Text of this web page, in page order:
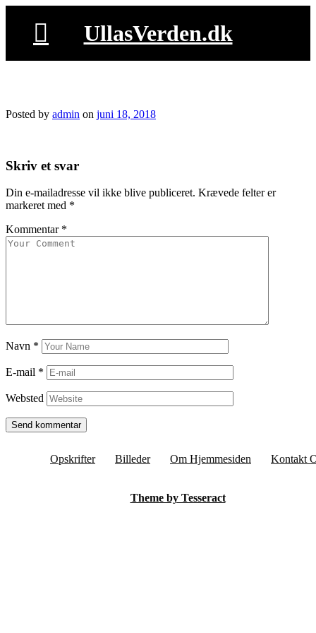
UllasVerden.dk
Posted by admin on juni 18, 2018
Skriv et svar
Din e-mailadresse vil ikke blive publiceret. Krævede felter er
markeret med *
Kommentar *
Navn *
E-mail *
Websted
Opskrifter Billeder Om Hjemmesiden Kontakt
Theme by Tesseract